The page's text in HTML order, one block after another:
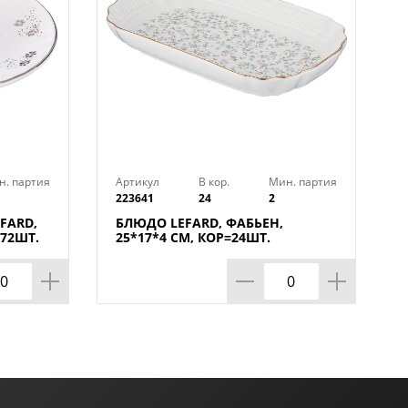
партия
Артикул
223641
В кор.
24
Мин. партия
2
БЛЮДО LEFARD, ФАБЬЕН,
25*17*4 СМ, КОР=24ШТ.